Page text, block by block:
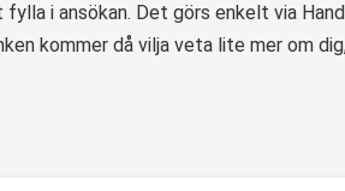
fylla i ansökan. Det görs enkelt via
kommer då vilja veta lite mer om